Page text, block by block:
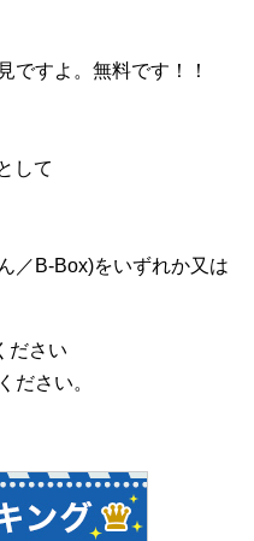
ですよ。無料です！！
して
／B-Box)をいずれか又は
ださい
ださい。